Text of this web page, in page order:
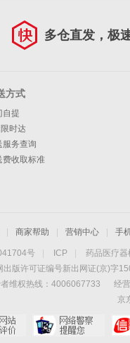
多仓直发，极
方式
自提
时达
服务查询
费收取标准
商家帮助 营销中心 手
号 ICP 药品医疗器
出版许可证编号新出网证(京)字
维权热线：4006067733 经
京